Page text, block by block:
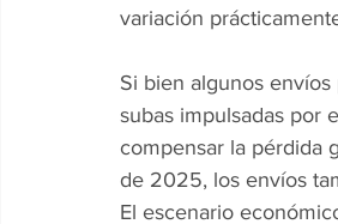
variación
Si bien algunos envíos
subas impulsadas por
compensar la pérdida
de 2025, los envíos
El escenario